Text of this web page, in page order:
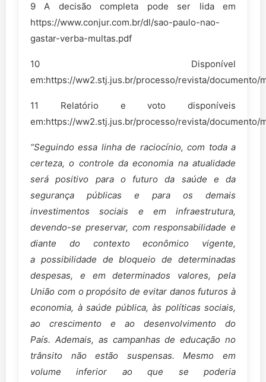
9 A decisão completa pode ser lida em
https://www.conjur.com.br/dl/sao-paulo-nao-
gastar-verba-multas.pdf
10 Disponível
em:https://ww2.stj.jus.br/processo/revista/documento/
11 Relatório e voto disponíveis
em:https://ww2.stj.jus.br/processo/revista/documento/
“Seguindo essa linha de raciocínio, com toda a
certeza, o controle daeconomia na atualidade
será positivo para o futuro da saúde e da
segurança públicas e para os demais
investimentos sociais e em infraestrutura,
devendo-se preservar, com responsabilidade e
diante do contexto econômico vigente,
a possibilidade de bloqueio de determinadas
despesas, e em determinados valores, pela
União com o propósito de evitar danos futuros à
economia, à saúde pública, às políticas sociais,
ao crescimento e ao desenvolvimento do
País. Ademais, as campanhas de educação no
trânsito não estão suspensas.Mesmo em
volume inferior ao que se poderia